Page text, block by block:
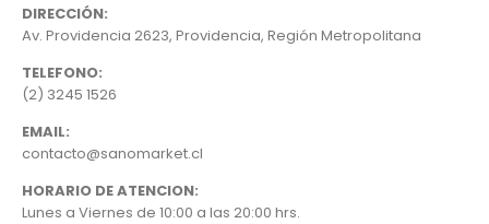
DIRECCIÓN:
Av. Providencia 2623, Providencia, Región Metropolitana
TELEFONO:
(2) 3245 1526
EMAIL:
contacto@sanomarket.cl
HORARIO DE ATENCION:
Lunes a Viernes de 10:00 a las 20:00 hrs.